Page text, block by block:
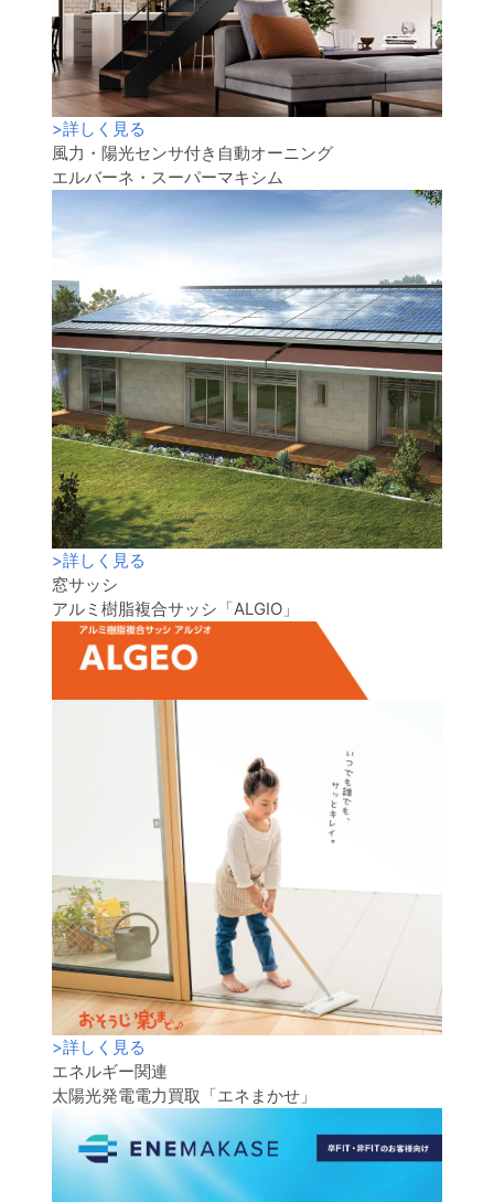
>詳しく見る
風力・陽光センサ付き自動オーニング
エルバーネ・スーパーマキシム
>詳しく見る
窓サッシ
アルミ樹脂複合サッシ「ALGIO」
>詳しく見る
エネルギー関連
太陽光発電電力買取「エネまかせ」